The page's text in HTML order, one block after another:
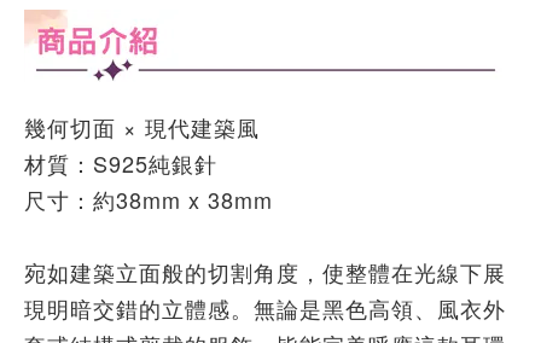
幾何切面 × 現代建築風
材質：S925純銀針
尺寸：約38mm x 38mm
宛如建築立面般的切割角度，使整體在光線下展
現明暗交錯的立體感。無論是黑色高領、風衣外